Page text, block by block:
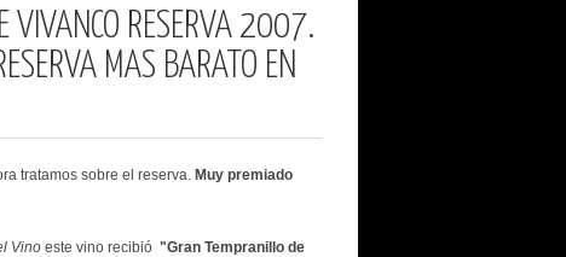
VIVANCO RESERVA 2007.
MAS BARATO EN
tratamos sobre el reserva. Muy premiado
Vino este vino recibió "Gran Tempranillo de